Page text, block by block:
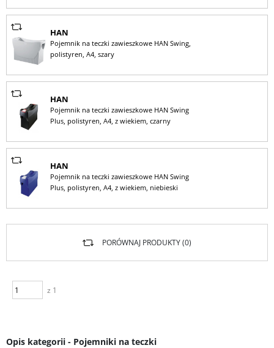
HAN
Pojemnik na teczki zawieszkowe HAN Swing,
polistyren, A4, szary
HAN
Pojemnik na teczki zawieszkowe HAN Swing
Plus, polistyren, A4, z wiekiem, czarny
HAN
Pojemnik na teczki zawieszkowe HAN Swing
Plus, polistyren, A4, z wiekiem, niebieski
z 1
PORÓWNAJ PRODUKTY (0)
Opis kategorii - Pojemniki na teczki